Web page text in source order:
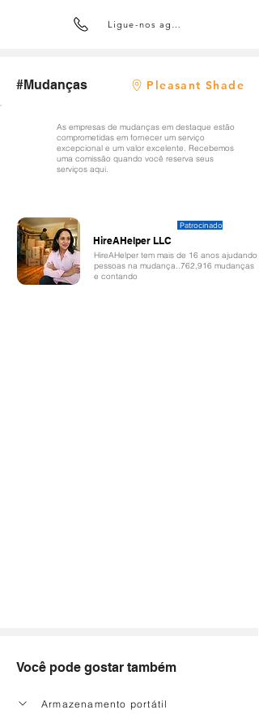
Ligue-nos agora
#Mudanças Pleasant Shade
As empresas de mudanças em destaque estão
comprometidas em fornecer um serviço
excepcional e um valor excelente. Recebemos
uma comissão quando você reserva seus
serviços aqui.
HireAHelper LLC
Patrocinado
HireAHelper tem mais de 16 anos ajudando
pessoas na mudança..762,916 mudanças
e contando
Você pode gostar também
Armazenamento portátil